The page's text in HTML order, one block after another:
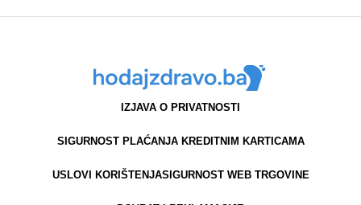
IZJAVA O PRIVATNOSTI
SIGURNOST PLAĆANJA KREDITNIM KARTICAMA
USLOVI KORIŠTENJASIGURNOST WEB TRGOVINE